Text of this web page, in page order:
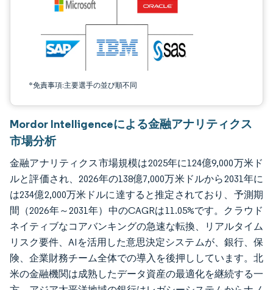
*免責事項:主要選手の並び順不同
Mordor Intelligenceによる金融アナリティクス
市場分析
金融アナリティクス市場規模は2025年に124億9,000万米ド
ルと評価され、2026年の138億7,000万米ドルから2031年に
は234億2,000万米ドルに達すると推定されており、予測期
間（2026年～2031年）中のCAGRは11.05%です。クラウド
ネイティブなコアバンキングの急速な転換、リアルタイム
リスク要件、AIを活用した意思決定システムが、銀行、保
険、企業財務チーム全体での導入を後押ししています。北
米の金融機関は成熟したデータ資産の最適化を継続する一